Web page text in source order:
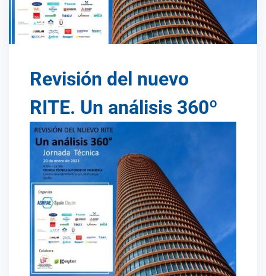
Revisión del nuevo
RITE. Un análisis 360º